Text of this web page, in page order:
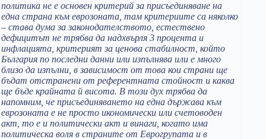
политика не е основен критерий за присъединяване на
една страна към еврозоната, там критериите са няколко
– става дума за законодателството, естествено
дефицитът не трябва да надхвърля 3 процента и
инфлацията, критерият за ценова стабилност, който
България по последни данни или изпълнява или е много
близо да изпълни, в зависимост от това кои страни ще
бъдат отстранени от референтната стойност и каква
ще бъде крайната й висота. В този дух трябва да
напомним, че присъединяването на една държава към
еврозоната е не просто икономически или счетоводен
акт, то е и политически акт и винаги, когато има
политическа воля в страните от Еврогрупата и в